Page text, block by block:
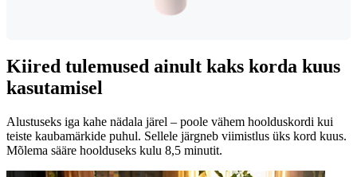
Kiired tulemused ainult kaks korda kuus
kasutamisel
Alustuseks iga kahe nädala järel – poole vähem hoolduskordi kui
teiste kaubamärkide puhul. Sellele järgneb viimistlus üks kord kuus.
Mõlema sääre hoolduseks kulu 8,5 minutit.